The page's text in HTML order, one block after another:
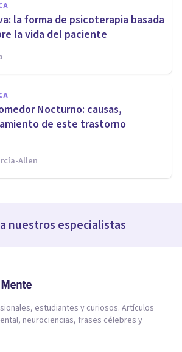
la forma de psicoterapia basada
la vida del paciente
Nocturno: causas,
de este trastorno
Allen
nuestros especialistas
estudiantes y curiosos. Artículos
neurociencias, frases célebres y